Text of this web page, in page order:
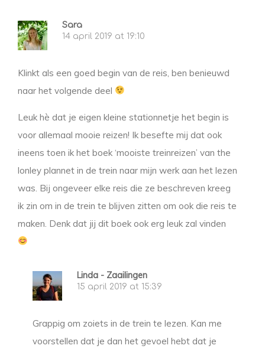
Sara
14 april 2019 at 19:10
Klinkt als een goed begin van de reis, ben benieuwd
naar het volgende deel
Leuk hè dat je eigen kleine stationnetje het begin is
voor allemaal mooie reizen! Ik besefte mij dat ook
ineens toen ik het boek ‘mooiste treinreizen’ van the
lonley plannet in de trein naar mijn werk aan het lezen
was. Bij ongeveer elke reis die ze beschreven kreeg
ik zin om in de trein te blijven zitten om ook die reis te
maken. Denk dat jij dit boek ook erg leuk zal vinden
Linda - Zaailingen
15 april 2019 at 15:39
Grappig om zoiets in de trein te lezen. Kan me
voorstellen dat je dan het gevoel hebt dat je